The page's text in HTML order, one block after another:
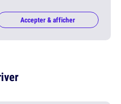
Accepter & afficher